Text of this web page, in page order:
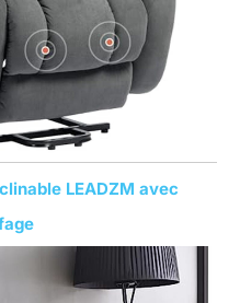
LEADZM avec